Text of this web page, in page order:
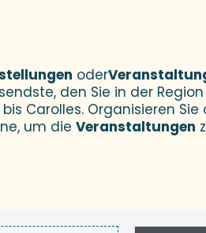
oder
den Sie in der
Carolles. Organisieren Sie
um die Veranstaltungen